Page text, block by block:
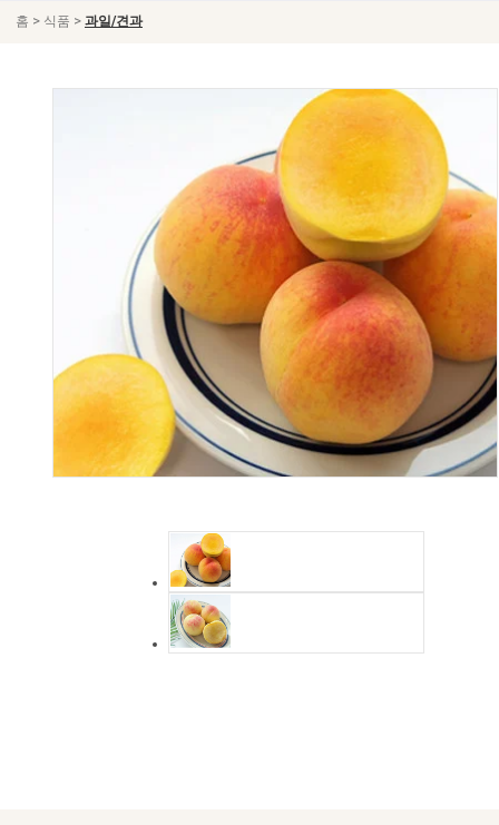
홈 > 식품 > 과일/견과